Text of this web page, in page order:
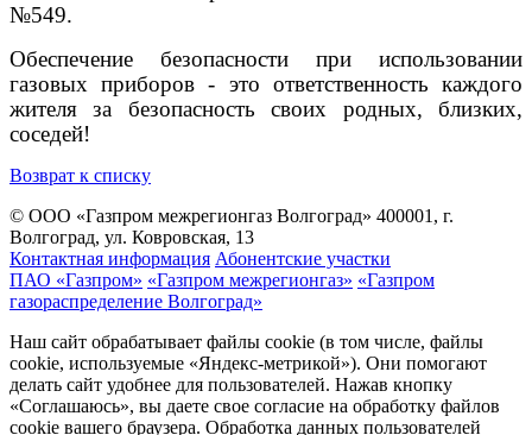
№549.
Обеспечение безопасности при использовании
газовых приборов - это ответственность каждого
жителя за безопасность своих родных, близких,
соседей!
Возврат к списку
© ООО «Газпром межрегионгаз Волгоград» 400001, г.
Волгоград, ул. Ковровская, 13
Контактная информация Абонентские участки
ПАО «Газпром» «Газпром межрегионгаз» «Газпром
газораспределение Волгоград»
Наш сайт обрабатывает файлы cookie (в том числе, файлы
cookie, используемые «Яндекс-метрикой»). Они помогают
делать сайт удобнее для пользователей. Нажав кнопку
«Соглашаюсь», вы даете свое согласие на обработку файлов
cookie вашего браузера. Обработка данных пользователей